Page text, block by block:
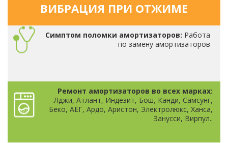
ВИБРАЦИЯ ПРИ ОТЖИМЕ
Симптом поломки амортизаторов: Работа
по замену амортизаторов
Ремонт амортизаторов во всех марках:
Лджи, Атлант, Индезит, Бош, Канди, Самсунг,
Беко, АЕГ, Ардо, Аристон, Электролюкс, Ханса,
Занусси, Вирпул..